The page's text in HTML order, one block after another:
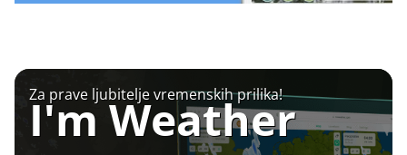
Za prave ljubitelje vremenskih prilika!
I'm Weather